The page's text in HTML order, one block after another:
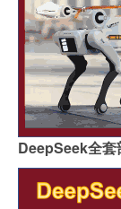
DeepSeek全